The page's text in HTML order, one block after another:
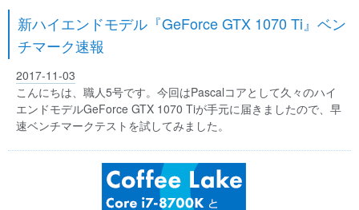
新ハイエンドモデル『GeForce GTX 1070 Ti』ベン
チマーク速報
2017-11-03
こんにちは、職人5号です。今回はPascalコアとして久々のハイ
エンドモデルGeForce GTX 1070 Tiが手元に届きましたので、早
速ベンチマークテストを試してみました。